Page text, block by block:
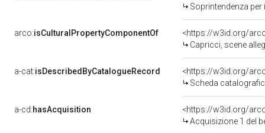
Soprintendenza
arco:isCulturalPropertyComponentOf
<https://w3id.org/
Capricci, scene
a-cat:isDescribedByCatalogueRecord
<https://w3id.org/
Scheda
a-cd:hasAcquisition
<https://w3id.org/
Acquisizione 1 del